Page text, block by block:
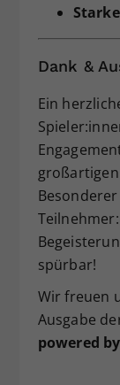
Dank &
Ein
spürbar!
Wir freuen
Ausgabe
powered